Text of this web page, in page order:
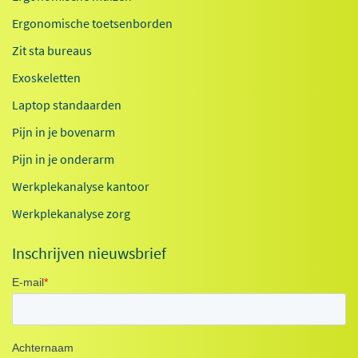
Ergonomische toetsenborden
Zit sta bureaus
Exoskeletten
Laptop standaarden
Pijn in je bovenarm
Pijn in je onderarm
Werkplekanalyse kantoor
Werkplekanalyse zorg
Inschrijven nieuwsbrief